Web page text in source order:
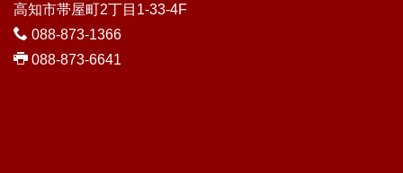
高知市帯屋町2丁目1-33-4F
088-873-1366
088-873-6641